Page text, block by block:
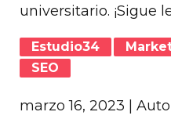
universitario. ¡Sigue
Estudio34
SEO
marzo 16, 2023 |